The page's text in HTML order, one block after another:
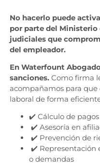
No hacerlo puede
por parte del Ministerio
judiciales que
del empleador.
En Waterfount
sanciones. Como firma
acompañamos para
laboral de forma
✔️ Cálculo de
✔️ Asesoría en
✔️ Prevención de
✔️ Representación
o demandas